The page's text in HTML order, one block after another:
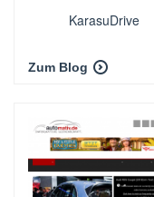
KarasuDrive
Zum Blog